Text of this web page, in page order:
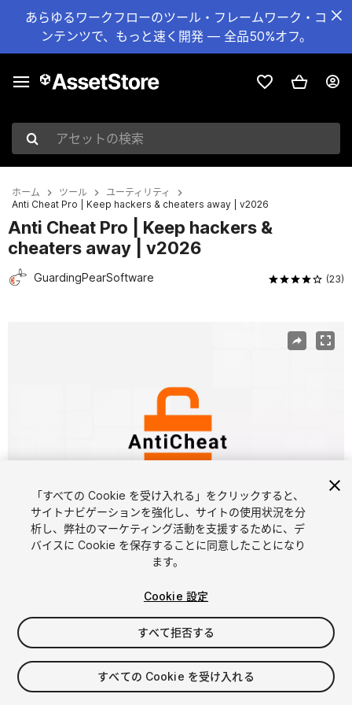
あらゆるワークフローのツール・フレームワーク・コ
ンテンツで、もっと速く開発 — 全品50%オフ。
アセットの検索
ホーム ツール
ユーティリティ
Anti Cheat Pro | Keep hackers & cheaters away | v2026
Anti Cheat Pro | Keep hackers &
cheaters away | v2026
GuardingPearSoftware (23)
1/15
$49.99
「すべての Cookie を受け入れる」をクリックすると、
サイトナビゲーションを強化し、サイトの使用状況を分
析し、弊社のマーケティング活動を支援するために、デ
バイスに Cookie を保存することに同意したことになり
ます。
Cookie 設定
すべて拒否する
すべての Cookie を受け入れる